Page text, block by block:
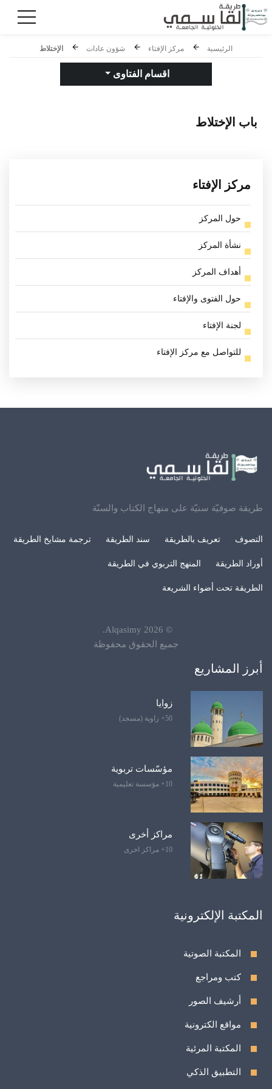
الرئيسية مركز الإفتاء شؤون عادات الإختلاط
اقسام الفتاوى
باب الإختلاط
مركز الإفتاء
حول المركز
نشأة المركز
أهداف المركز
حول الفتوى والإفتاء
لجنة الإفتاء
للتواصل مع مركز الإفتاء
طريقة صوفيّة سنيّة على منهاج الكتاب والسنّة
التصوف تعريف بالطريقة سند الطريقة ترجمة مشايخ الطريقة
أوراد الطريقة المنهج التربوي في الطريقة
الطريقة تحت أضواء الشريعة
©
2026
Alqasimy
.
جميع الحقوق محفوظة
أبرز المشاريع
زوايا
50+ زاوية (مسجد)
مؤسّسات تربوية
10+ مؤسسة تعليمية
مراكز أخرى
10+ مراكز اخرى
المكتبة الإلكترونية
المكتبة الصوتية
كتب ومراجع
أرشيف الصور
مواقع الكترونية
المكتبة المرئية
التطبيق الذكي